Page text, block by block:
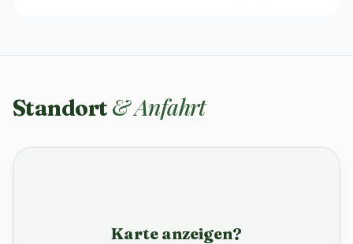
Standort & Anfahrt
Karte anzeigen?